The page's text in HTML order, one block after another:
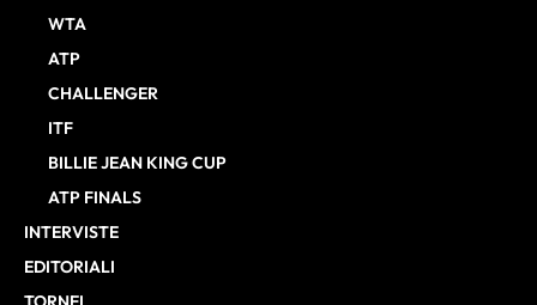
WTA
ATP
CHALLENGER
ITF
BILLIE JEAN KING CUP
ATP FINALS
INTERVISTE
EDITORIALI